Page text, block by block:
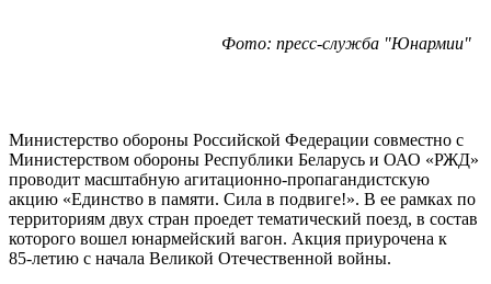
Фото: пресс-служба "Юнармии"
Министерство обороны Российской Федерации совместно с
Министерством обороны Республики Беларусь и ОАО «РЖД»
проводит масштабную агитационно‑пропагандистскую
акцию «Единство в памяти. Сила в подвиге!». В ее рамках по
территориям двух стран проедет тематический поезд, в состав
которого вошел юнармейский вагон. Акция приурочена к
85‑летию с начала Великой Отечественной войны.